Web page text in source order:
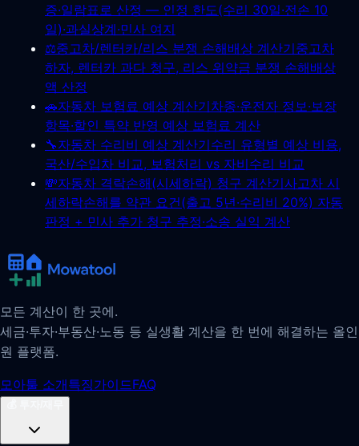
증·일람표로 산정 — 인정 한도(수리 30일·전손 10
일)·과실상계·민사 여지
⚖️중고차/렌터카/리스 분쟁 손해배상 계산기중고차
하자, 렌터카 과다 청구, 리스 위약금 분쟁 손해배상
액 산정
🚗자동차 보험료 예상 계산기차종·운전자 정보·보장
항목·할인 특약 반영 예상 보험료 계산
🔧자동차 수리비 예상 계산기수리 유형별 예상 비용,
국산/수입차 비교, 보험처리 vs 자비수리 비교
💸자동차 격락손해(시세하락) 청구 계산기사고차 시
세하락손해를 약관 요건(출고 5년·수리비 20%) 자동
판정 + 민사 추가 청구 추정·소송 실익 계산
모든 계산이 한 곳에.
세금·투자·부동산·노동 등 실생활 계산을 한 번에 해결하는 올인
원 플랫폼.
모아툴 소개특징가이드FAQ